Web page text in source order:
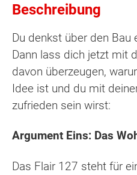
Beschreibung
Du denkst über den Bau
Dann lass dich jetzt mit
davon überzeugen,
Idee ist und du mit
zufrieden sein wirst:
Argument Eins: Das
Das Flair 127 steht für